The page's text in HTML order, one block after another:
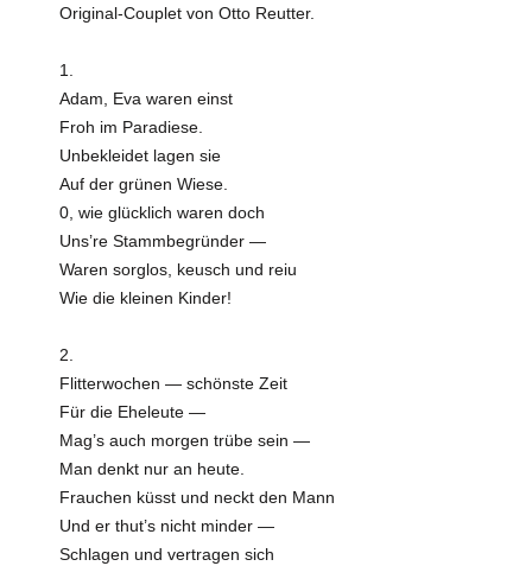
Original-Couplet von Otto Reutter.
1.
Adam, Eva waren einst
Froh im Paradiese.
Unbekleidet lagen sie
Auf der grünen Wiese.
0, wie glücklich waren doch
Uns’re Stammbegründer —
Waren sorglos, keusch und reiu
Wie die kleinen Kinder!
2.
Flitterwochen — schönste Zeit
Für die Eheleute —
Mag’s auch morgen trübe sein —
Man denkt nur an heute.
Frauchen küsst und neckt den Mann
Und er thut’s nicht minder —
Schlagen und vertragen sich